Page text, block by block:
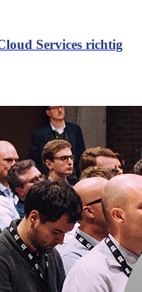
Services richtig